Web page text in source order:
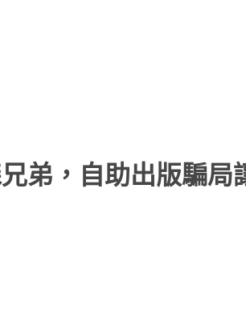
弟，自助出版騙局